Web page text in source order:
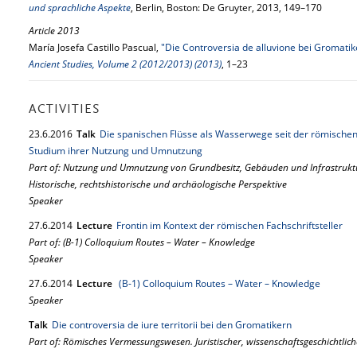
und sprachliche Aspekte, Berlin, Boston: De Gruyter, 2013, 149–170
Article 2013
María Josefa Castillo Pascual, "Die Controversia de alluvione bei
Ancient Studies, Volume 2 (2012/2013) (2013), 1–23
ACTIVITIES
23.6.2016 Talk Die spanischen Flüsse als Wasserwege seit der
Studium ihrer Nutzung und Umnutzung
Part of: Nutzung und Umnutzung von Grundbesitz, Gebäuden und
Historische, rechtshistorische und archäologische Perspektive
Speaker
27.6.2014 Lecture Frontin im Kontext der römischen Fachschriftsteller
Part of: (B-1) Colloquium Routes – Water – Knowledge
Speaker
27.6.2014 Lecture (B-1) Colloquium Routes – Water – Knowledge
Speaker
Talk Die controversia de iure territorii bei den Gromatikern
Part of: Römisches Vermessungswesen. Juristischer,